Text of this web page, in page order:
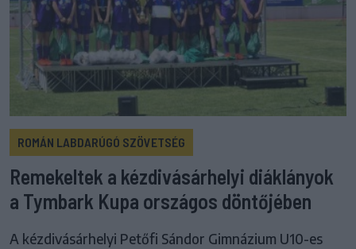
ROMÁN LABDARÚGÓ SZÖVETSÉG
Remekeltek a kézdivásárhelyi diáklányok
a Tymbark Kupa országos döntőjében
A kézdivásárhelyi Petőfi Sándor Gimnázium U10-es